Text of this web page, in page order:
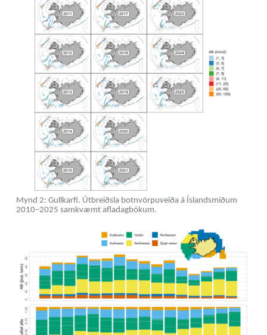
Mynd 2: Gullkarfi. Útbreiðsla botnvörpuveiða á Íslandsmiðum
2010–2025 samkvæmt afladagbókum.